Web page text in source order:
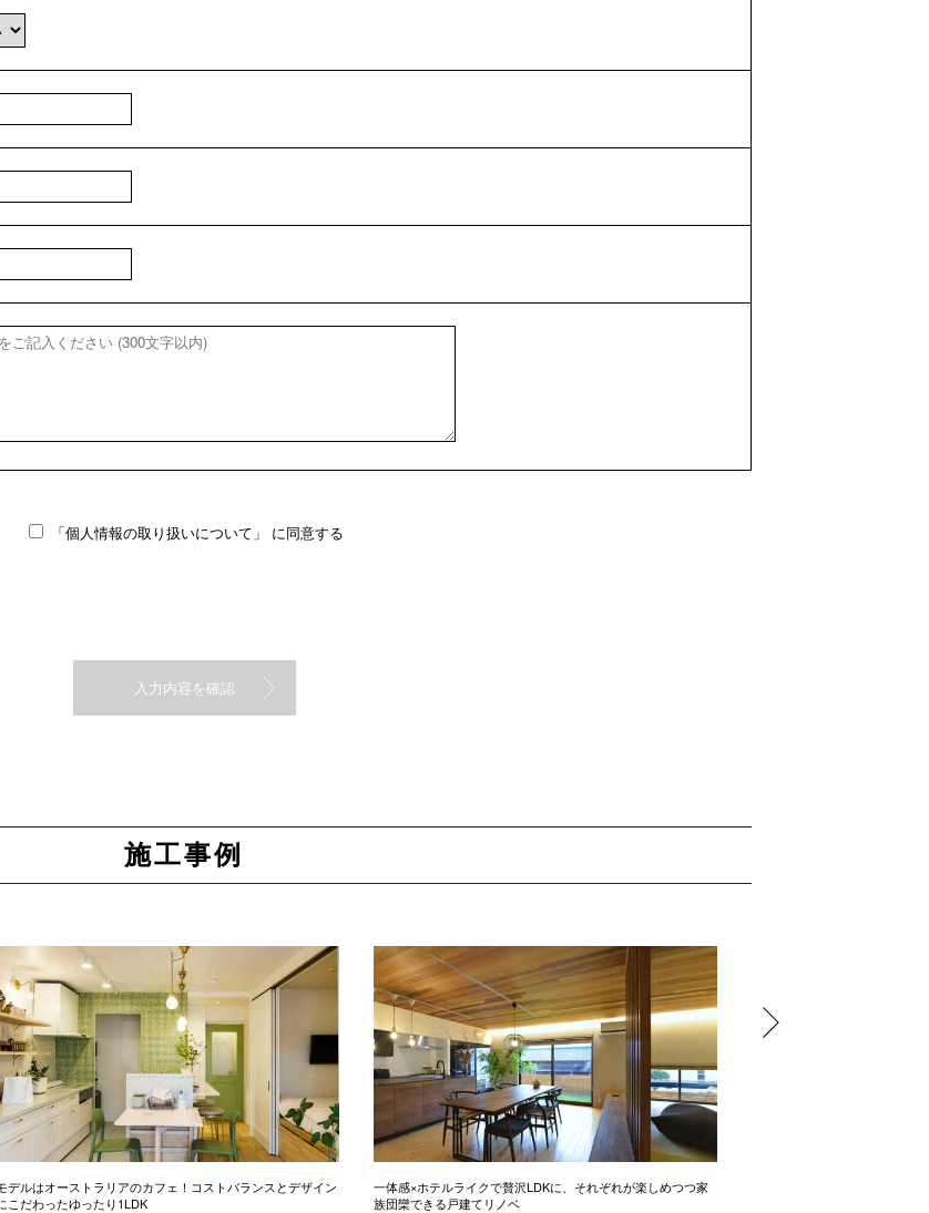
「個人情報の取り扱いについて」 に同意する
施工事例
デルはオーストラリアのカフェ！コストバランスとデザイン
こだわったゆったり1LDK
一体感×ホテルライクで贅沢LDKに、それぞれが楽しめつつ家
族団欒できる戸建てリノベ